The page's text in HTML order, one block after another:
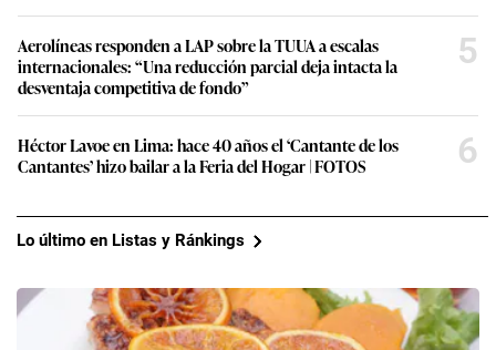
Aerolíneas responden a LAP sobre la TUUA a escalas
internacionales: “Una reducción parcial deja intacta la
desventaja competitiva de fondo”
5
Héctor Lavoe en Lima: hace 40 años el ‘Cantante de los
Cantantes’ hizo bailar a la Feria del Hogar | FOTOS
6
Lo último en Listas y Ránkings